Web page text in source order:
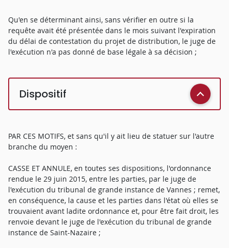
Qu'en se déterminant ainsi, sans vérifier en outre si la
requête avait été présentée dans le mois suivant l'expiration
du délai de contestation du projet de distribution, le juge de
l'exécution n'a pas donné de base légale à sa décision ;
Dispositif
PAR CES MOTIFS, et sans qu'il y ait lieu de statuer sur l'autre
branche du moyen :
CASSE ET ANNULE, en toutes ses dispositions, l'ordonnance
rendue le 29 juin 2015, entre les parties, par le juge de
l'exécution du tribunal de grande instance de Vannes ; remet,
en conséquence, la cause et les parties dans l'état où elles se
trouvaient avant ladite ordonnance et, pour être fait droit, les
renvoie devant le juge de l'exécution du tribunal de grande
instance de Saint-Nazaire ;